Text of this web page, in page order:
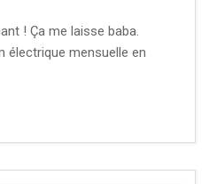
! Ça me laisse baba.
électrique mensuelle en